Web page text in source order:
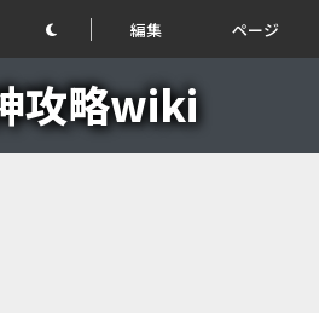
編集 ページ
攻略wiki